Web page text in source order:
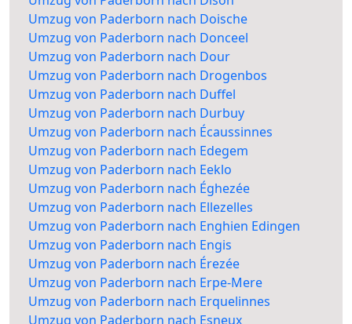
Umzug von Paderborn nach Doische
Umzug von Paderborn nach Donceel
Umzug von Paderborn nach Dour
Umzug von Paderborn nach Drogenbos
Umzug von Paderborn nach Duffel
Umzug von Paderborn nach Durbuy
Umzug von Paderborn nach Écaussinnes
Umzug von Paderborn nach Edegem
Umzug von Paderborn nach Eeklo
Umzug von Paderborn nach Éghezée
Umzug von Paderborn nach Ellezelles
Umzug von Paderborn nach Enghien Edingen
Umzug von Paderborn nach Engis
Umzug von Paderborn nach Érezée
Umzug von Paderborn nach Erpe-Mere
Umzug von Paderborn nach Erquelinnes
Umzug von Paderborn nach Esneux